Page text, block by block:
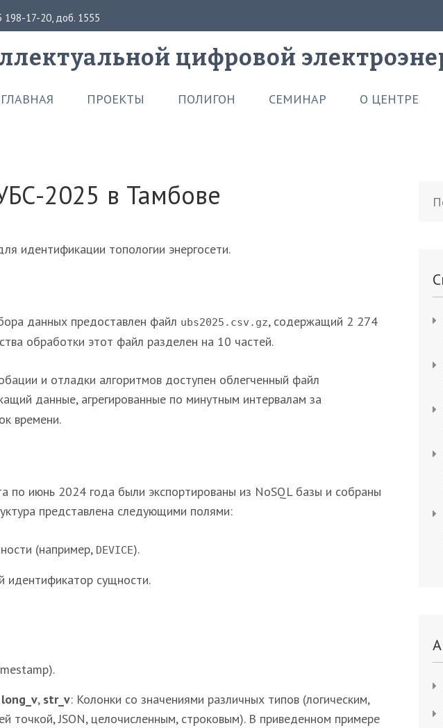
198-17-20, доб. 1555
цифровой
ГЛАВНАЯ ПРОЕКТЫ ПОЛИГОН СЕМИНАР О ЦЕНТРЕ
2025 в Тамбове
идентификации топологии энергосети.
данных предоставлен файл ubs2025.csv.gz, содержащий 2 274
обработки этот файл разделен на 10 частей.
и отладки алгоритмов доступен облегченный файл
данные, агрегированные по минутным интервалам за
времени.
по июнь 2024 года были экспортированы из NoSQL базы и собраны
представлена следующими полями:
(например, DEVICE).
идентификатор сущности.
long_v, str_v: Колонки со значениями различных типов (логическим,
точкой, JSON, целочисленным, строковым). В приведенном примере